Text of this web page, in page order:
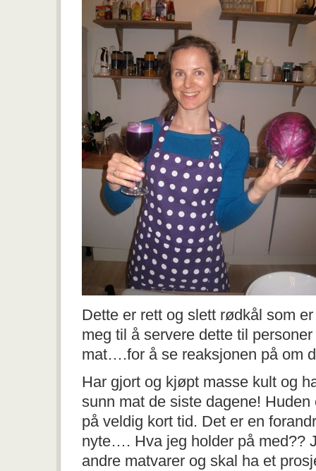
Dette er rett og slett rødkål som
meg til å servere dette til
mat….for å se reaksjonen på om
Har gjort og kjøpt masse kult og
sunn mat de siste dagene!
på veldig kort tid. Det er en
nyte…. Hva jeg holder på med??
andre matvarer og skal ha et